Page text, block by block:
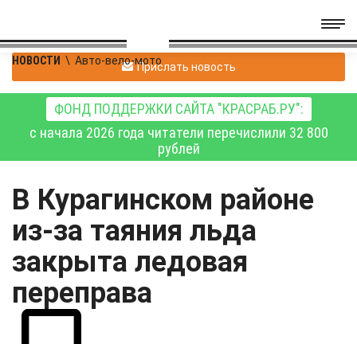
НОВОСТИ \ Авто-вело-мотоПрислать новость
ФОНД ПОДДЕРЖКИ САЙТА "КРАСРАБ.РУ":
с начала 2026 года читатели перечислили 32 800
рублей
В Курагинском районе
из-за таяния льда
закрыта ледовая
переправа